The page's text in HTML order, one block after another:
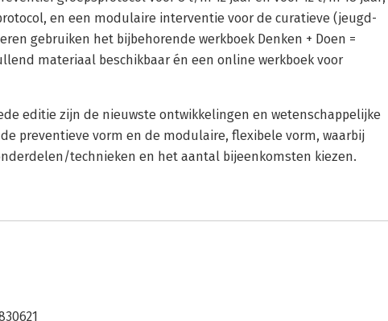
en een modulaire interventie voor de curatieve (jeugd-
gebruiken het bijbehorende werkboek Denken + Doen =
materiaal beschikbaar én een online werkboek voor
editie zijn de nieuwste ontwikkelingen en wetenschappelijke
preventieve vorm en de modulaire, flexibele vorm, waarbij
technieken en het aantal bijeenkomsten kiezen.